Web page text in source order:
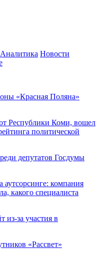
Аналитика Новости
«Красная Поляна»
Республики Коми, вошел
политической
депутатов Госдумы
аутсорсинге: компания
какого специалиста
из-за участия в
«Рассвет»